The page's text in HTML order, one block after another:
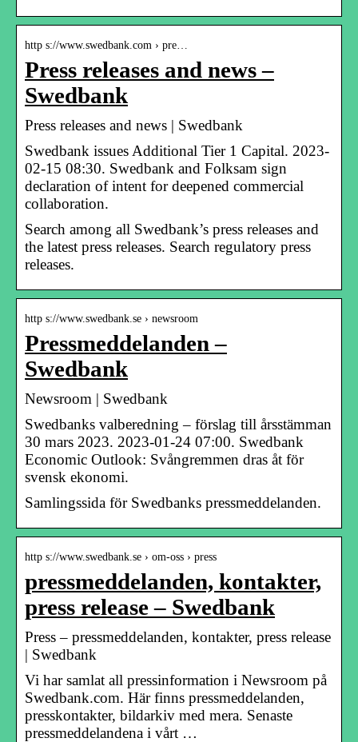
http s://www.swedbank.com › pre…
Press releases and news –
Swedbank
Press releases and news | Swedbank
Swedbank issues Additional Tier 1 Capital. 2023-
02-15 08:30. Swedbank and Folksam sign
declaration of intent for deepened commercial
collaboration.
Search among all Swedbank’s press releases and
the latest press releases. Search regulatory press
releases.
http s://www.swedbank.se › newsroom
Pressmeddelanden –
Swedbank
Newsroom | Swedbank
Swedbanks valberedning – förslag till årsstämman
30 mars 2023. 2023-01-24 07:00. Swedbank
Economic Outlook: Svångremmen dras åt för
svensk ekonomi.
Samlingssida för Swedbanks pressmeddelanden.
http s://www.swedbank.se › om-oss › press
pressmeddelanden, kontakter,
press release – Swedbank
Press – pressmeddelanden, kontakter, press release
| Swedbank
Vi har samlat all pressinformation i Newsroom på
Swedbank.com. Här finns pressmeddelanden,
presskontakter, bildarkiv med mera. Senaste
pressmeddelandena i vårt …